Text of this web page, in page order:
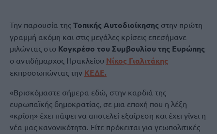
Την παρουσία της Τοπικής Αυτοδιοίκησης στην πρώτη
γραμμή ακόμη και στις μεγάλες κρίσεις επεσήμανε
μιλώντας στο Κογκρέσο του Συμβουλίου της Ευρώπης
ο αντιδήμαρχος Ηρακλείου Νίκος Γιαλιτάκης
εκπροσωπώντας την ΚΕΔΕ.
«Βρισκόμαστε σήμερα εδώ, στην καρδιά της
ευρωπαϊκής δημοκρατίας, σε μια εποχή που η λέξη
«κρίση» έχει πάψει να αποτελεί εξαίρεση και έχει γίνει η
νέα μας κανονικότητα. Είτε πρόκειται για γεωπολιτικές